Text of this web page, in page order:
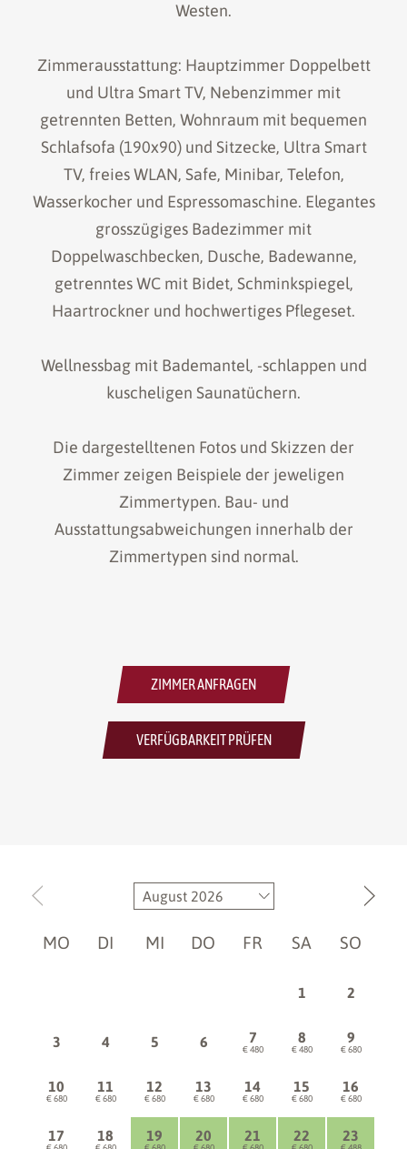
Westen.
Zimmerausstattung: Hauptzimmer Doppelbett
und Ultra Smart TV, Nebenzimmer mit
getrennten Betten, Wohnraum mit bequemen
Schlafsofa (190x90) und Sitzecke, Ultra Smart
TV, freies WLAN, Safe, Minibar, Telefon,
Wasserkocher und Espressomaschine. Elegantes
grosszügiges Badezimmer mit
Doppelwaschbecken, Dusche, Badewanne,
getrenntes WC mit Bidet, Schminkspiegel,
Haartrockner und hochwertiges Pflegeset.
Wellnessbag mit Bademantel, -schlappen und
kuscheligen Saunatüchern.
Die dargestelltenen Fotos und Skizzen der
Zimmer zeigen Beispiele der jeweligen
Zimmertypen. Bau- und
Ausstattungsabweichungen innerhalb der
Zimmertypen sind normal.
ZIMMER ANFRAGEN
VERFÜGBARKEIT PRÜFEN